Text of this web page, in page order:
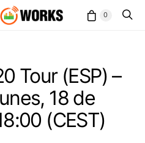
0
Tour (ESP) –
18 de
(CEST)